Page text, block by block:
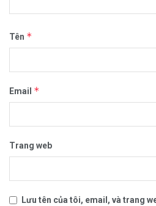
Tên *
Email *
Trang web
Lưu tên của tôi, email, và trang